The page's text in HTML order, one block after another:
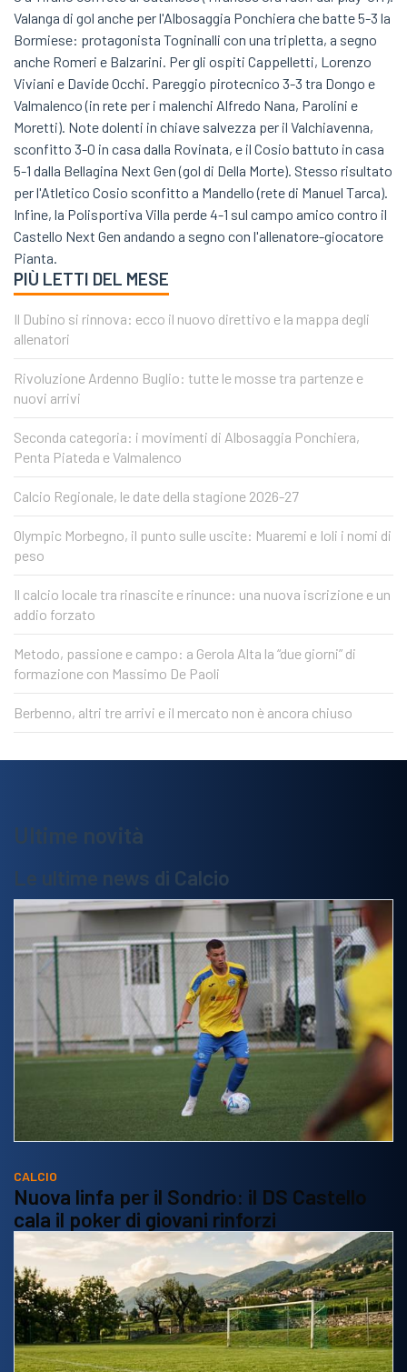
Valanga di gol anche per l'Albosaggia Ponchiera che batte 5-3 la
Bormiese: protagonista Togninalli con una tripletta, a segno
anche Romeri e Balzarini. Per gli ospiti Cappelletti, Lorenzo
Viviani e Davide Occhi. Pareggio pirotecnico 3-3 tra Dongo e
Valmalenco (in rete per i malenchi Alfredo Nana, Parolini e
Moretti). Note dolenti in chiave salvezza per il Valchiavenna,
sconfitto 3-0 in casa dalla Rovinata, e il Cosio battuto in casa
5-1 dalla Bellagina Next Gen (gol di Della Morte). Stesso risultato
per l'Atletico Cosio sconfitto a Mandello (rete di Manuel Tarca).
Infine, la Polisportiva Villa perde 4-1 sul campo amico contro il
Castello Next Gen andando a segno con l'allenatore-giocatore
Pianta.
PIÙ LETTI DEL MESE
Il Dubino si rinnova: ecco il nuovo direttivo e la mappa degli
allenatori
Rivoluzione Ardenno Buglio: tutte le mosse tra partenze e
nuovi arrivi
Seconda categoria: i movimenti di Albosaggia Ponchiera,
Penta Piateda e Valmalenco
Calcio Regionale, le date della stagione 2026-27
Olympic Morbegno, il punto sulle uscite: Muaremi e Ioli i nomi di
peso
Il calcio locale tra rinascite e rinunce: una nuova iscrizione e un
addio forzato
Metodo, passione e campo: a Gerola Alta la “due giorni” di
formazione con Massimo De Paoli
Berbenno, altri tre arrivi e il mercato non è ancora chiuso
Ultime novità
Le ultime news di Calcio
CALCIO
Nuova linfa per il Sondrio: il DS Castello
cala il poker di giovani rinforzi